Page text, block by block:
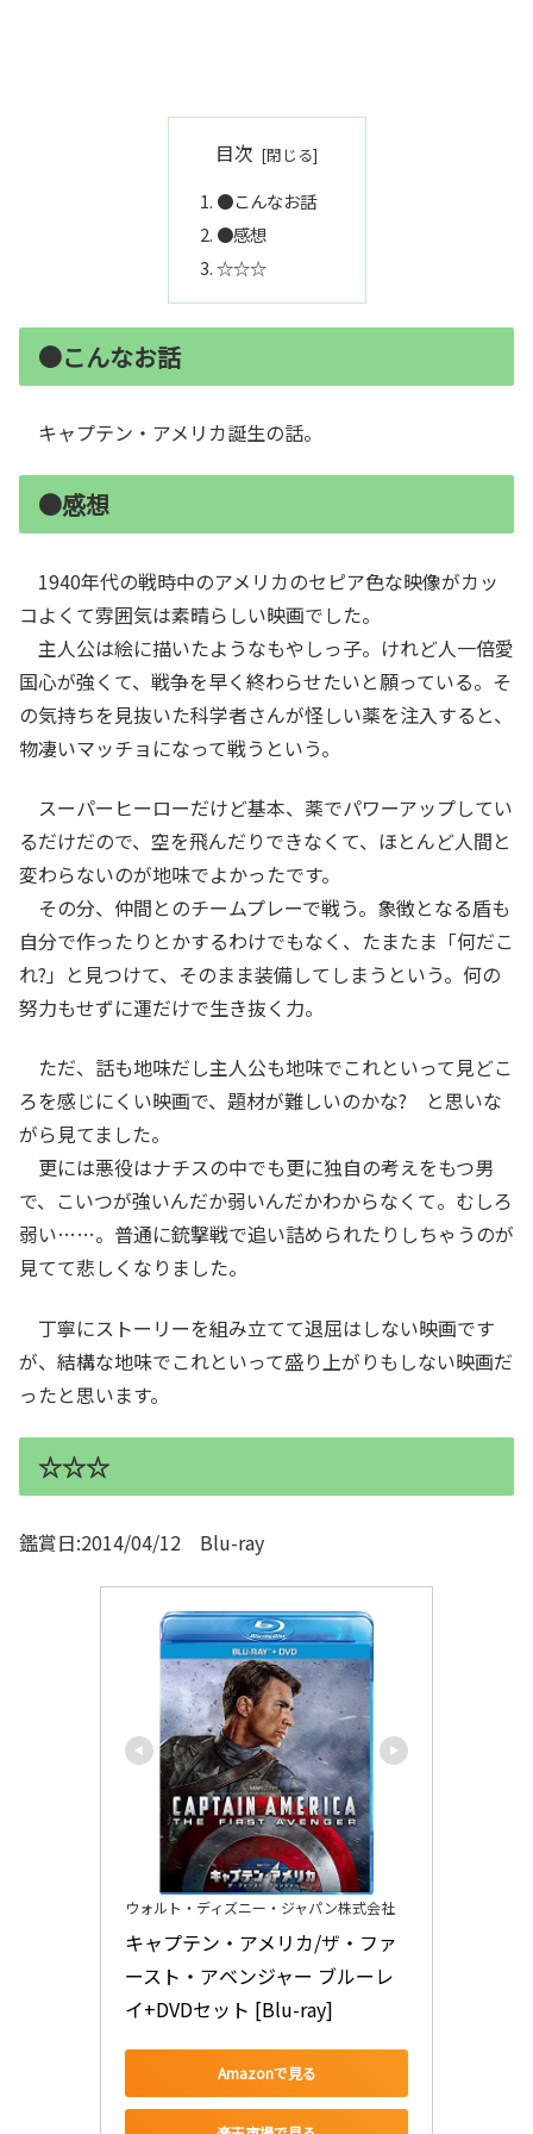
目次
●こんなお話
●感想
☆☆☆
●こんなお話
キャプテン・アメリカ誕生の話。
●感想
1940年代の戦時中のアメリカのセピア色な映像がカッ
コよくて雰囲気は素晴らしい映画でした。
主人公は絵に描いたようなもやしっ子。けれど人一倍愛
国心が強くて、戦争を早く終わらせたいと願っている。そ
の気持ちを見抜いた科学者さんが怪しい薬を注入すると、
物凄いマッチョになって戦うという。
スーパーヒーローだけど基本、薬でパワーアップしてい
るだけだので、空を飛んだりできなくて、ほとんど人間と
変わらないのが地味でよかったです。
その分、仲間とのチームプレーで戦う。象徴となる盾も
自分で作ったりとかするわけでもなく、たまたま「何だこ
れ?」と見つけて、そのまま装備してしまうという。何の
努力もせずに運だけで生き抜く力。
ただ、話も地味だし主人公も地味でこれといって見どこ
ろを感じにくい映画で、題材が難しいのかな? と思いな
がら見てました。
更には悪役はナチスの中でも更に独自の考えをもつ男
で、こいつが強いんだか弱いんだかわからなくて。むしろ
弱い……。普通に銃撃戦で追い詰められたりしちゃうのが
見てて悲しくなりました。
丁寧にストーリーを組み立てて退屈はしない映画です
が、結構な地味でこれといって盛り上がりもしない映画だ
ったと思います。
☆☆☆
鑑賞日:2014/04/12 Blu-ray
ウォルト・ディズニー・ジャパン株式会社
キャプテン・アメリカ/ザ・ファ
ースト・アベンジャー ブルーレ
イ+DVDセット [Blu-ray]
Amazonで見る